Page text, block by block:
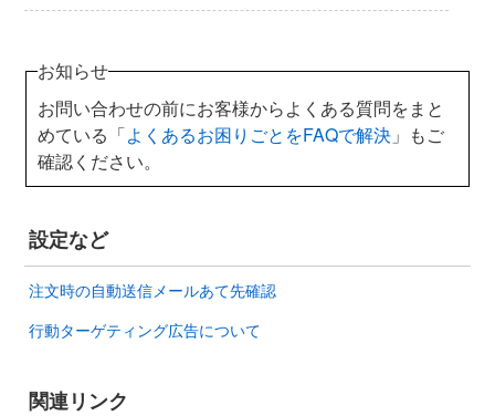
お知らせ
お問い合わせの前にお客様からよくある質問をまと
めている「よくあるお困りごとをFAQで解決 」もご
確認ください。
設定など
注文時の自動送信メールあて先確認
行動ターゲティング広告について
関連リンク